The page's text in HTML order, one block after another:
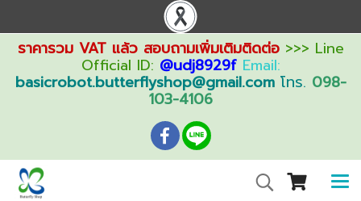
ราคารวม VAT แล้ว สอบถามเพิ่มเติมติดต่อ>>> Line
Official ID: @udj8929f Email:
basicrobot.butterflyshop@gmail.comโทร. 098-
103-4106